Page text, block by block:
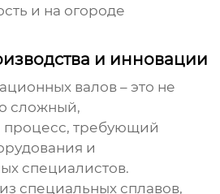
и на огороде
и инновации
валов – это не
сложный,
процесс, требующий
и
специалистов.
специальных сплавов,